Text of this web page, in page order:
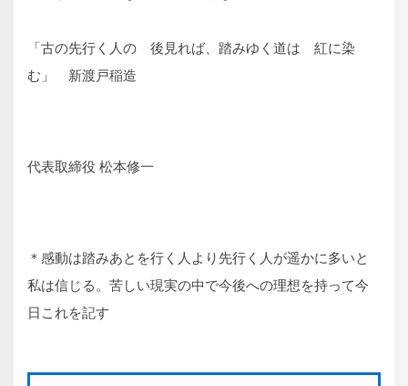
「古の先行く人の 後見れば、踏みゆく道は 紅に染
む」 新渡戸稲造
代表取締役 松本修一
＊感動は踏みあとを行く人より先行く人が遥かに多いと
私は信じる。苦しい現実の中で今後への理想を持って今
日これを記す